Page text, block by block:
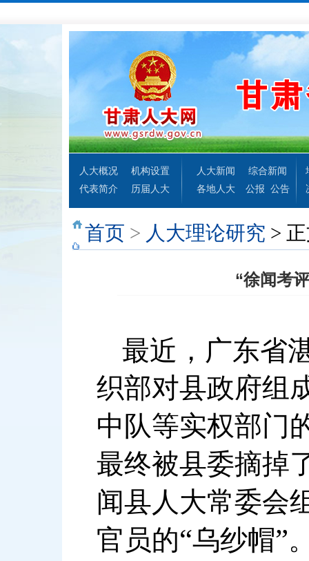
人大概况
机构设置
代表简介
历届人大
人大新闻
综合新闻
各地人大
公报 公告
首页 > 人大理论研究 >
“徐闻考
最近，广东省
织部对县政府组
中队等实权部门
最终被县委摘掉
闻县人大常委会
官员的“乌纱帽”